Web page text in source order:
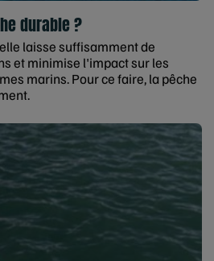
durable ?
laisse suffisamment de
et minimise l'impact sur les
marins. Pour ce faire, la pêche